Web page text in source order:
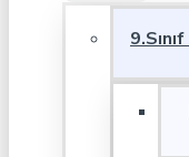
9.Sınıf